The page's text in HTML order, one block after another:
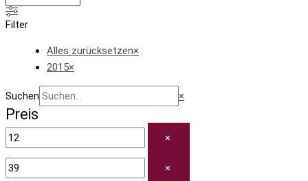
Filter
Alles zurücksetzen×
2015×
Suchen ×
Preis
×
×